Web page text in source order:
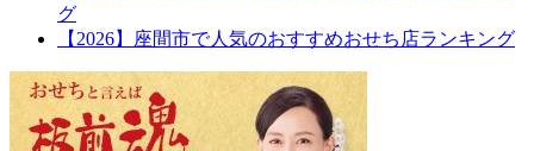
グ
【2026】座間市で人気のおすすめおせち店ランキング